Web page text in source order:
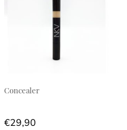
Concealer
€29,90